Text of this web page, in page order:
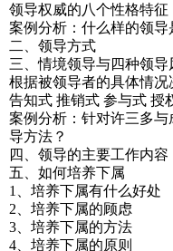
领导权威的八个性格特征
案例分析：什么样的领导
二、领导方式
三、情境领导与四种领导
根据被领导者的具体情
告知式 推销式 参与式 授
案例分析：针对许三多
导方法？
四、领导的主要工作内容
五、如何培养下属
1、培养下属有什么好处
2、培养下属的顾虑
3、培养下属的方法
4、培养下属的原则